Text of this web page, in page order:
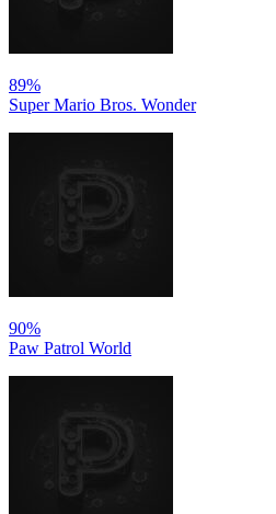
89%
Super Mario Bros. Wonder
90%
Paw Patrol World